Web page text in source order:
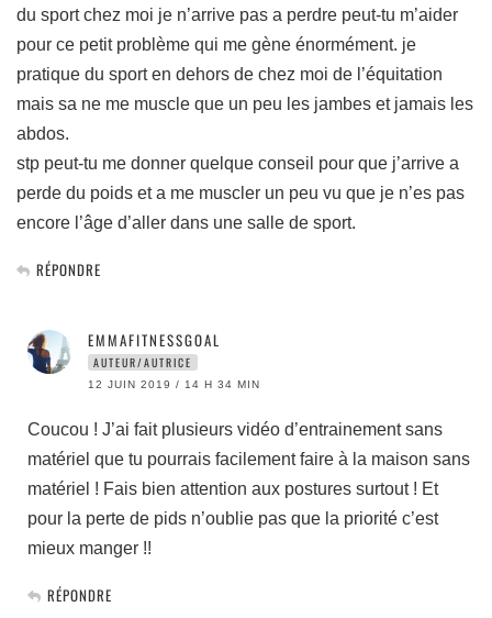
du sport chez moi je n’arrive pas a perdre peut-tu m’aider
pour ce petit problème qui me gène énormément. je
pratique du sport en dehors de chez moi de l’équitation
mais sa ne me muscle que un peu les jambes et jamais les
abdos.
stp peut-tu me donner quelque conseil pour que j’arrive a
perde du poids et a me muscler un peu vu que je n’es pas
encore l’âge d’aller dans une salle de sport.
RÉPONDRE
EMMAFITNESSGOAL
AUTEUR/AUTRICE
12 JUIN 2019 / 14 H 34 MIN
Coucou ! J’ai fait plusieurs vidéo d’entrainement sans
matériel que tu pourrais facilement faire à la maison sans
matériel ! Fais bien attention aux postures surtout ! Et
pour la perte de pids n’oublie pas que la priorité c’est
mieux manger !!
RÉPONDRE